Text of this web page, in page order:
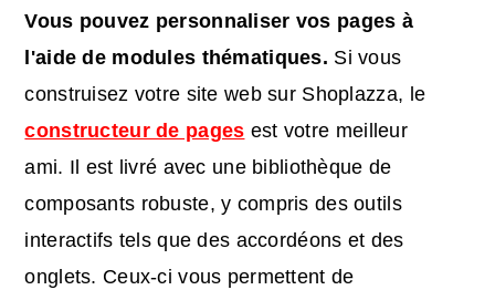
Vous pouvez personnaliser vos pages à
l'aide de modules thématiques. Si vous
construisez votre site web sur Shoplazza, le
constructeur de pages est votre meilleur
ami. Il est livré avec une bibliothèque de
composants robuste, y compris des outils
interactifs tels que des accordéons et des
onglets. Ceux-ci vous permettent de